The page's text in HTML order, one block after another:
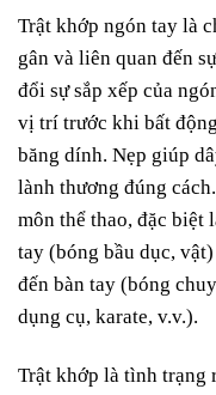
Trật khớp ngón tay là
gân và liên quan đến
đổi sự sắp xếp của
vị trí trước khi bất
băng dính. Nẹp giúp
lành thương đúng
môn thể thao, đặc biệt
tay (bóng bầu dục,
đến bàn tay (bóng
dụng cụ, karate, v.v.).
Trật khớp là tình trạng